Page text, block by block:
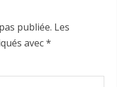
publiée. Les
avec*